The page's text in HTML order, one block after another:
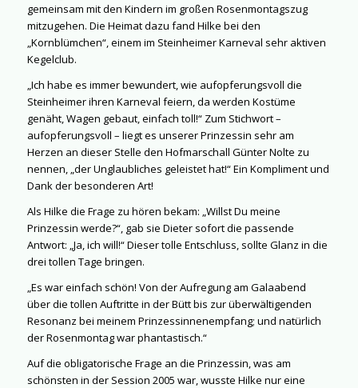
gemeinsam mit den Kindern im großen Rosenmontagszug
mitzugehen. Die Heimat dazu fand Hilke bei den
„Kornblümchen“, einem im Steinheimer Karneval sehr aktiven
Kegelclub.
„Ich habe es immer bewundert, wie aufopferungsvoll die
Steinheimer ihren Karneval feiern, da werden Kostüme
genäht, Wagen gebaut, einfach toll!“ Zum Stichwort –
aufopferungsvoll – liegt es unserer Prinzessin sehr am
Herzen an dieser Stelle den Hofmarschall Günter Nolte zu
nennen, „der Unglaubliches geleistet hat!“ Ein Kompliment und
Dank der besonderen Art!
Als Hilke die Frage zu hören bekam: „Willst Du meine
Prinzessin werde?“, gab sie Dieter sofort die passende
Antwort: „Ja, ich will!“ Dieser tolle Entschluss, sollte Glanz in die
drei tollen Tage bringen.
„Es war einfach schön! Von der Aufregung am Galaabend
über die tollen Auftritte in der Bütt bis zur überwältigenden
Resonanz bei meinem Prinzessinnenempfang; und natürlich
der Rosenmontag war phantastisch.“
Auf die obligatorische Frage an die Prinzessin, was am
schönsten in der Session 2005 war, wusste Hilke nur eine